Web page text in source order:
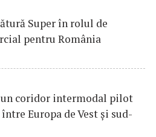
Super în rolul de
pentru România
un coridor intermodal pilot
Europa de Vest și sud-